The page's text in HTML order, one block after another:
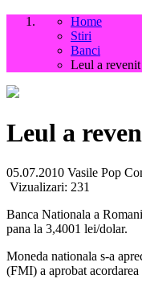
Home
Stiri
Banci
Leul a
Leul a
05.07.2010 Vasile Pop
Vizualizari: 231
Banca Nationala a
pana la 3,4001 lei/dolar.
Moneda nationala s-a
(FMI) a aprobat